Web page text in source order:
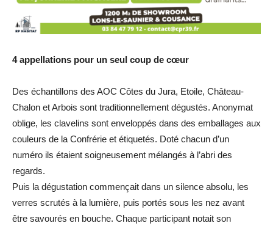
4 appellations pour un seul coup de cœur
Des échantillons des AOC Côtes du Jura, Etoile, Château-
Chalon et Arbois sont traditionnellement dégustés. Anonymat
oblige, les clavelins sont enveloppés dans des emballages aux
couleurs de la Confrérie et étiquetés. Doté chacun d’un
numéro ils étaient soigneusement mélangés à l’abri des
regards.
Puis la dégustation commençait dans un silence absolu, les
verres scrutés à la lumière, puis portés sous les nez avant
être savourés en bouche. Chaque participant notait son